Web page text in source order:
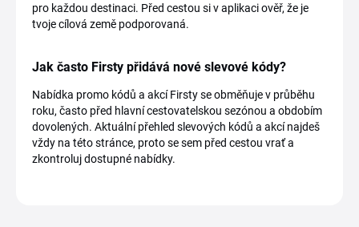
pro každou destinaci. Před cestou si v aplikaci ověř, že je
tvoje cílová země podporovaná.
Jak často Firsty přidává nové slevové kódy?
Nabídka promo kódů a akcí Firsty se obměňuje v průběhu
roku, často před hlavní cestovatelskou sezónou a obdobím
dovolených. Aktuální přehled slevových kódů a akcí najdeš
vždy na této stránce, proto se sem před cestou vrať a
zkontroluj dostupné nabídky.